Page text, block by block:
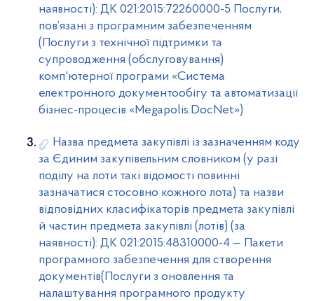
наявності): ДК 021:2015:72260000-5 Послуги,
пов’язані з програмним забезпеченням
(Послуги з технічної підтримки та
супроводження (обслуговування)
комп'ютерної програми «Система
електронного документообігу та автоматизації
бізнес-процесів «Megapolis.DocNet»)
Назва предмета закупівлі із зазначенням коду
за Єдиним закупівельним словником (у разі
поділу на лоти такі відомості повинні
зазначатися стосовно кожного лота) та назви
відповідних класифікаторів предмета закупівлі
й частин предмета закупівлі (лотів) (за
наявності): ДК 021:2015:48310000-4 — Пакети
програмного забезпечення для створення
документів(Послуги з оновлення та
налаштування програмного продукту